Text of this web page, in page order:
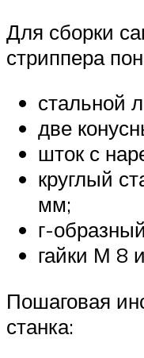
Для сборки
стриппера
стальной
две
шток с
круглый
мм;
г-
гайки М 8
Пошаговая
станка: